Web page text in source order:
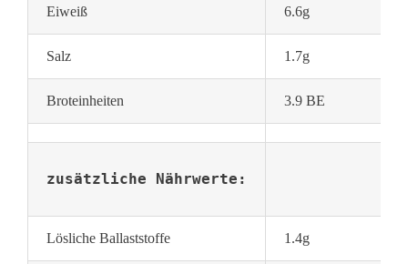
Eiweiß 6.6g
Salz 1.7g
Broteinheiten 3.9 BE
zusätzliche Nährwerte:
Lösliche Ballaststoffe 1.4g